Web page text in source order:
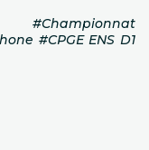
#Championnat
#CPGE ENS D1